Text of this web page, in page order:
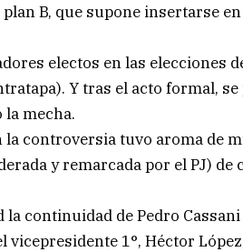
B, que supone insertarse
electos en las elecciones
Y tras el acto formal,
la mecha.
controversia tuvo aroma de
y remarcada por el PJ)
continuidad de Pedro
vicepresidente 1°, Héctor